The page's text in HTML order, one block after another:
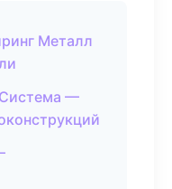
Металл
—